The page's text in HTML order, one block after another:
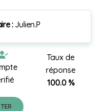
:Julien.P
Taux de
réponse
100.0 %